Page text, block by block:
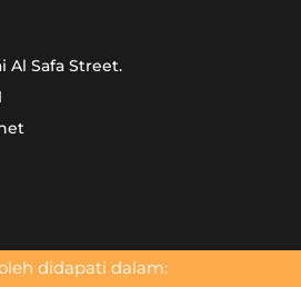
Al Safa Street.
didapati dalam: